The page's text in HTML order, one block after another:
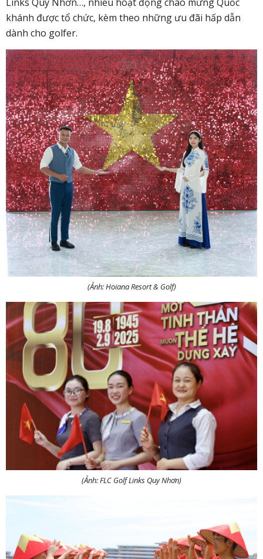
khánh được tổ chức, kèm theo những ưu đãi hấp dẫn
dành cho golfer.
(Ảnh: Hoiana Resort & Golf)
(Ảnh: FLC Golf Links Quy Nhơn)